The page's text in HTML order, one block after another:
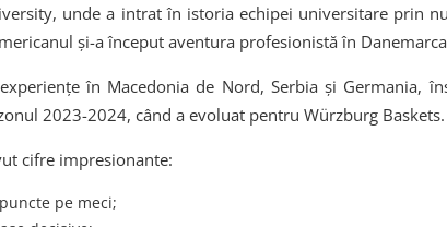
unde a intrat în istoria echipei universitare prin
și-a început aventura profesionistă în
în Macedonia de Nord, Serbia și Germania,
2023-2024, când a evoluat pentru Würzburg Baskets.
cifre impresionante:
pe meci;